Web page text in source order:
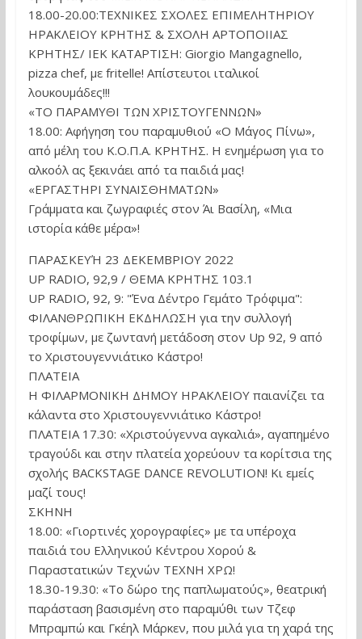
18.00-20.00:ΤΕΧΝΙΚΕΣ ΣΧΟΛΕΣ ΕΠΙΜΕΛΗΤΗΡΙΟΥ
ΗΡΑΚΛΕΙΟΥ ΚΡΗΤΗΣ & ΣΧΟΛΗ ΑΡΤΟΠΟΙΙΑΣ
ΚΡΗΤΗΣ/ ΙΕΚ ΚΑΤΑΡΤΙΣΗ: Giorgio Mangagnello,
pizza chef, με fritelle! Απίστευτοι ιταλικοί
λουκουμάδες!!!
«ΤΟ ΠΑΡΑΜΥΘΙ ΤΩΝ ΧΡΙΣΤΟΥΓΕΝΝΩΝ»
18.00: Αφήγηση του παραμυθιού «Ο Μάγος Πίνω»,
από μέλη του Κ.Ο.Π.Α. ΚΡΗΤΗΣ. Η ενημέρωση για το
αλκοόλ ας ξεκινάει από τα παιδιά μας!
«ΕΡΓΑΣΤΗΡΙ ΣΥΝΑΙΣΘΗΜΑΤΩΝ»
Γράμματα και ζωγραφιές στον Άι Βασίλη, «Μια
ιστορία κάθε μέρα»!
ΠΑΡΑΣΚΕΥΉ 23 ΔΕΚΕΜΒΡΙΟΥ 2022
UP RADIO, 92,9 / ΘΕΜΑ ΚΡΗΤΗΣ 103.1
UP RADIO, 92, 9: "Ένα Δέντρο Γεμάτο Τρόφιμα":
ΦΙΛΑΝΘΡΩΠΙΚΗ ΕΚΔΗΛΩΣΗ για την συλλογή
τροφίμων, με ζωντανή μετάδοση στον Up 92, 9 από
το Χριστουγεννιάτικο Κάστρο!
ΠΛΑΤΕΙΑ
Η ΦΙΛΑΡΜΟΝΙΚΗ ΔΗΜΟΥ ΗΡΑΚΛΕΙΟΥ παιανίζει τα
κάλαντα στο Χριστουγεννιάτικο Κάστρο!
ΠΛΑΤΕΙΑ 17.30: «Χριστούγεννα αγκαλιά», αγαπημένο
τραγούδι και στην πλατεία χορεύουν τα κορίτσια της
σχολής BACKSTAGE DANCE REVOLUTION! Κι εμείς
μαζί τους!
ΣΚΗΝΗ
18.00: «Γιορτινές χορογραφίες» με τα υπέροχα
παιδιά του Ελληνικού Κέντρου Χορού &
Παραστατικών Τεχνών ΤΕΧΝΗ ΧΡΩ!
18.30-19.30: «Το δώρο της παπλωµατούς», θεατρική
παράσταση βασισμένη στο παραμύθι των Τζεφ
Μπραμπώ και Γκέηλ Μάρκεν, που μιλά για τη χαρά της